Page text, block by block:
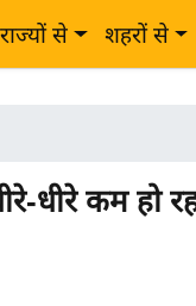
राज्यों से शहरों से
धीरे कम हो